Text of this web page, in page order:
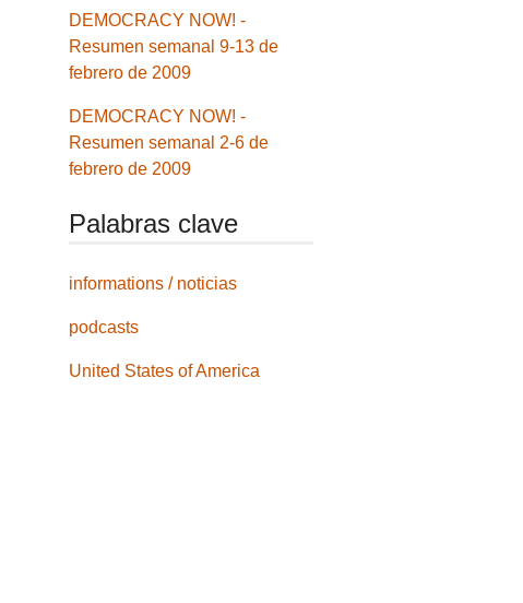
DEMOCRACY NOW! -
Resumen semanal 9-13 de
febrero de 2009
DEMOCRACY NOW! -
Resumen semanal 2-6 de
febrero de 2009
Palabras clave
informations / noticias
podcasts
United States of America